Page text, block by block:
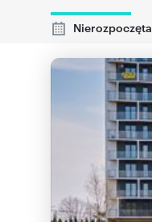
Nierozpoczęta